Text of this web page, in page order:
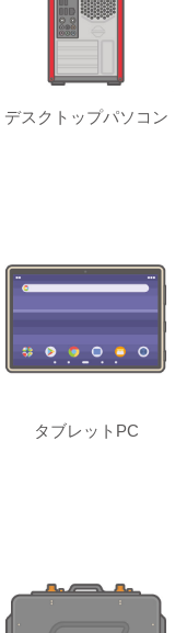
デスクトップパソコン
タブレットPC